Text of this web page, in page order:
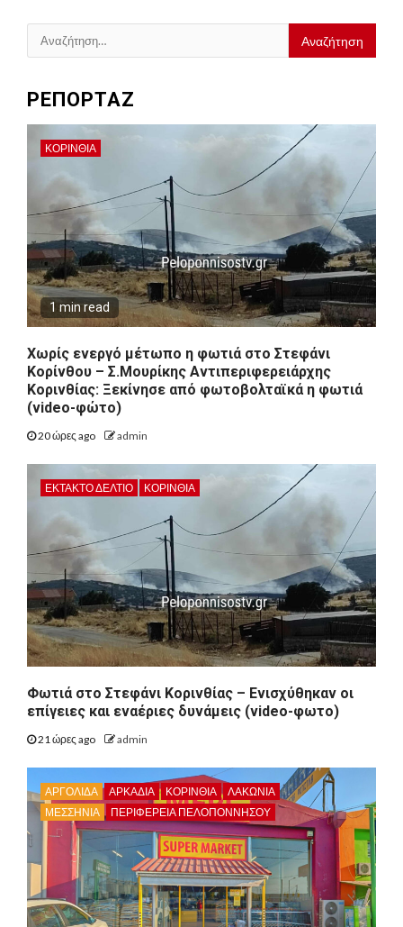
Αναζήτηση
για:
ΡΕΠΟΡΤΑΖ
ΚΟΡΙΝΘΊΑ
1 min read
Χωρίς ενεργό μέτωπο η φωτιά στο Στεφάνι
Κορίνθου – Σ.Μουρίκης Αντιπεριφερειάρχης
Κορινθίας: Ξεκίνησε από φωτοβολταϊκά η φωτιά
(video-φώτο)
20 ώρες ago admin
ΕΚΤΑΚΤΟ ΔΕΛΤΙΟ ΚΟΡΙΝΘΊΑ
Φωτιά στο Στεφάνι Κορινθίας – Ενισχύθηκαν οι
επίγειες και εναέριες δυνάμεις (video-φωτο)
21 ώρες ago admin
ΑΡΓΟΛΙΔΑ ΑΡΚΑΔΊΑ ΚΟΡΙΝΘΊΑ
ΛΑΚΩΝΙΑ
ΜΕΣΣΗΝΙΑ
ΠΕΡΙΦΈΡΕΙΑ ΠΕΛΟΠΟΝΝΉΣΟΥ